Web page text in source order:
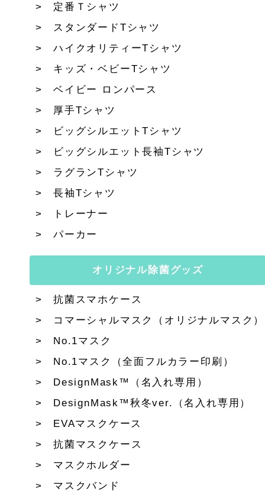
定番Ｔシャツ
スタンダードTシャツ
ハイクオリティーTシャツ
キッズ・ベビーTシャツ
ベイビー ロンパース
厚手Tシャツ
ビッグシルエットTシャツ
ビッグシルエット長袖Tシャツ
ラグランTシャツ
長袖Tシャツ
トレーナー
パーカー
オリジナル除菌グッズ
抗菌スマホケース
コマーシャルマスク（オリジナルマスク）
No.1マスク
No.1マスク（全面フルカラー印刷）
DesignMask™（名入れ専用）
DesignMask™秋冬ver.（名入れ専用）
EVAマスクケース
抗菌マスクケース
マスクホルダー
マスクバンド